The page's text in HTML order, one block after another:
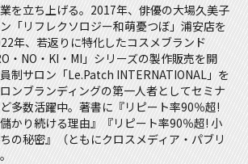
を立ち上げる。2017年、俳優の大場久美子
「リフレクソロジー和萌憂つぼ」浦安店を
年、若返りに特化したコスメブランド
・NO・KI・MI」シリーズの製作販売を開
制サロン「Le.Patch INTERNATIONAL」を
ンブランディングの第一人者としてセミナ
多数活躍中。著書に『リピート率90％超!
かり続ける理由』『リピート率90％超! 小
の秘密』（ともにクロスメディア・パブリ